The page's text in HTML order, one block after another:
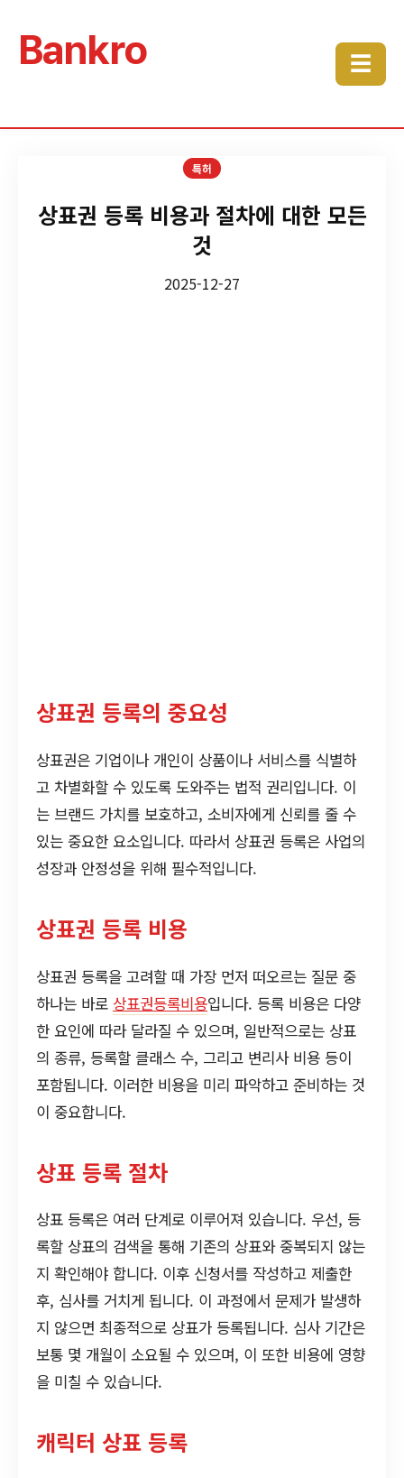
Bankro ☰
특허
상표권 등록 비용과 절차에 대한 모든
것
2025-12-27
상표권 등록의 중요성
상표권은 기업이나 개인이 상품이나 서비스를 식별하
고 차별화할 수 있도록 도와주는 법적 권리입니다. 이
는 브랜드 가치를 보호하고, 소비자에게 신뢰를 줄 수
있는 중요한 요소입니다. 따라서 상표권 등록은 사업의
성장과 안정성을 위해 필수적입니다.
상표권 등록 비용
상표권 등록을 고려할 때 가장 먼저 떠오르는 질문 중
하나는 바로 상표권등록비용입니다. 등록 비용은 다양
한 요인에 따라 달라질 수 있으며, 일반적으로는 상표
의 종류, 등록할 클래스 수, 그리고 변리사 비용 등이
포함됩니다. 이러한 비용을 미리 파악하고 준비하는 것
이 중요합니다.
상표 등록 절차
상표 등록은 여러 단계로 이루어져 있습니다. 우선, 등
록할 상표의 검색을 통해 기존의 상표와 중복되지 않는
지 확인해야 합니다. 이후 신청서를 작성하고 제출한
후, 심사를 거치게 됩니다. 이 과정에서 문제가 발생하
지 않으면 최종적으로 상표가 등록됩니다. 심사 기간은
보통 몇 개월이 소요될 수 있으며, 이 또한 비용에 영향
을 미칠 수 있습니다.
캐릭터 상표 등록